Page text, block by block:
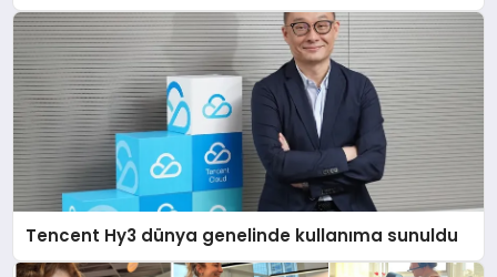
Tencent Hy3 dünya genelinde kullanıma sunuldu